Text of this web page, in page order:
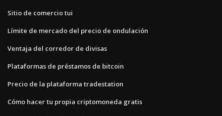
Sitio de comercio tui
Límite de mercado del precio de ondulación
Ventaja del corredor de divisas
Plataformas de préstamos de bitcoin
Precio de la plataforma tradestation
Cómo hacer tu propia criptomoneda gratis